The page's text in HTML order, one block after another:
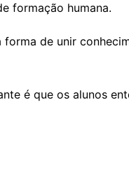
formação humana.
de unir
é que os alunos